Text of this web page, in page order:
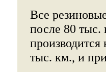
Все
после 80 тыс.
производится
тыс. км., и